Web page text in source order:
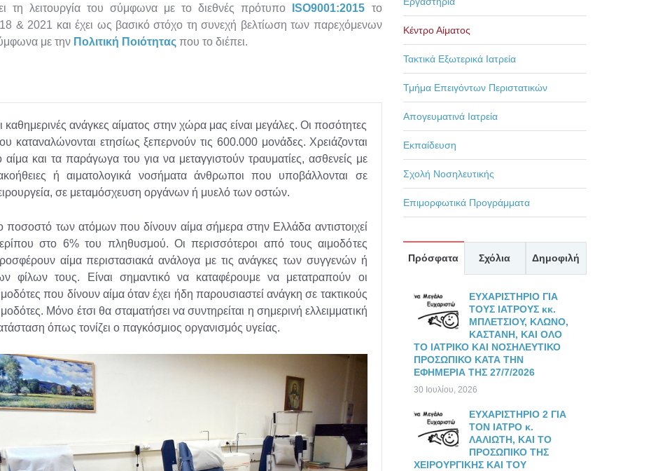
τη λειτουργία του σύμφωνα με το διεθνές πρότυπο
ISO9001:2015 το
& 2021 και έχει ως βασικό στόχο τη συνεχή βελτίωση των παρεχόμενων
με την Πολιτική Ποιότηταςπου το διέπει.
καθημερινές ανάγκες αίματος στην χώρα μας είναι μεγάλες. Οι ποσότητες
καταναλώνονται ετησίως ξεπερνούν τις 600.000 μονάδες. Χρειάζονται
αίμα και τα παράγωγα του για να μεταγγιστούν τραυματίες, ασθενείς με
ή αιματολογικά νοσήματα άνθρωποι που υποβάλλονται σε
σε μεταμόσχευση οργάνων ή μυελό των οστών.
ποσοστό των ατόμων που δίνουν αίμα σήμερα στην Ελλάδα αντιστοιχεί
στο 6% του πληθυσμού. Οι περισσότεροι από τους αιμοδότες
αίμα περιστασιακά ανάλογα με τις ανάγκες των συγγενών ή
φίλων τους. Είναι σημαντικό να καταφέρουμε να μετατραπούν οι
που δίνουν αίμα όταν έχει ήδη παρουσιαστεί ανάγκη σε τακτικούς
Μόνο έτσι θα σταματήσει να συντηρείται η σημερινή ελλειμματική
όπως τονίζει ο παγκόσμιος οργανισμός υγείας.
Κέντρο Αίματος
Τακτικά Εξωτερικά Ιατρεία
Τμήμα Επειγόντων Περιστατικών
Απογευματινά Ιατρεία
Εκπαίδευση
Σχολή Νοσηλευτικής
Επιμορφωτικά Προγράμματα
Πρόσφατα Σχόλια Δημοφιλή
ΕΥΧΑΡΙΣΤΗΡΙΟ ΓΙΑ
ΤΟΥΣ ΙΑΤΡΟΥΣ κκ.
ΜΠΛΕΤΣΙΟΥ, ΚΛΩΝΟ,
ΚΑΣΤΑΝΗ, ΚΑΙ ΟΛΟ
ΤΟ ΙΑΤΡΙΚΟ ΚΑΙ ΝΟΣΗΛΕΥΤΙΚΟ
ΠΡΟΣΩΠΙΚΟ ΚΑΤΑ ΤΗΝ
ΕΦΗΜΕΡΙΑ ΤΗΣ 27/7/2026
30 Ιουλίου, 2026
ΕΥΧΑΡΙΣΤΗΡΙΟ 2 ΓΙΑ
ΤΟΝ ΙΑΤΡΟ κ.
ΛΑΛΙΩΤΗ, ΚΑΙ ΤΟ
ΠΡΟΣΩΠΙΚΟ ΤΗΣ
ΧΕΙΡΟΥΡΓΙΚΗΣ ΚΑΙ ΤΟΥ